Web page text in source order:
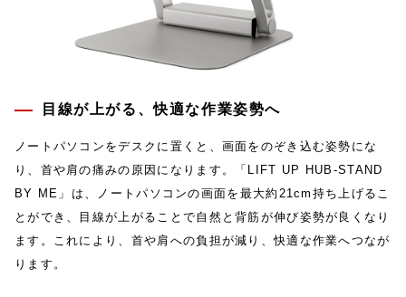
目線が上がる、快適な作業姿勢へ
ノートパソコンをデスクに置くと、画面をのぞき込む姿勢にな
り、首や肩の痛みの原因になります。「LIFT UP HUB-STAND
BY ME」は、ノートパソコンの画面を最大約21cm持ち上げるこ
とができ、目線が上がることで自然と背筋が伸び姿勢が良くなり
ます。これにより、首や肩への負担が減り、快適な作業へつなが
ります。